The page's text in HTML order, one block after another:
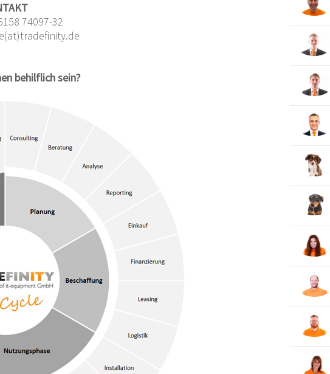
74097-32
behilflich sein?